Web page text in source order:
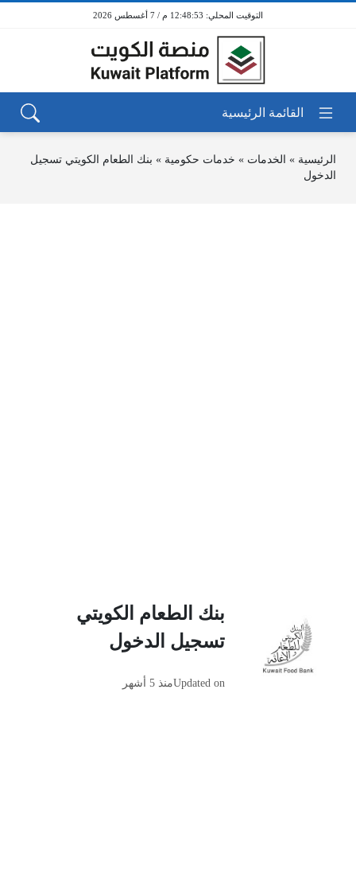
12:48:53 م / 7 أغسطس 2026
الرئيسية » الخدمات » خدمات حكومية » بنك الطعام الكويتي تسجيل
الدخول
بنك الطعام الكويتي
تسجيل الدخول
Updated onمنذ 5 أشهر